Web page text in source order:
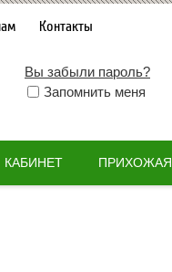
Контакты
Вы забыли пароль?
Запомнить меня
КАБИНЕТ ПРИХОЖАЯ